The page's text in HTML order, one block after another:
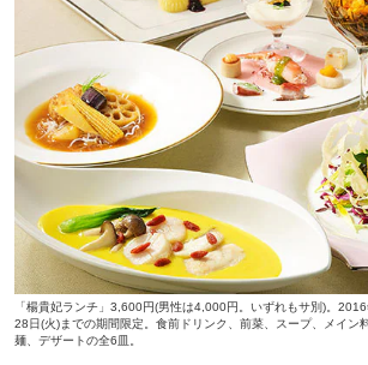
「楊貴妃ランチ」3,600円(男性は4,000円。いずれもサ別)。
28日(火)までの期間限定。食前ドリンク、前菜、スープ、メイン
麺、デザートの全6皿。